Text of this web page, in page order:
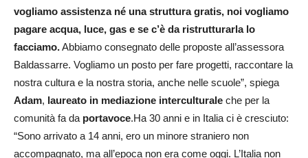
vogliamo assistenza né una struttura gratis, noi vogliamo
pagare acqua, luce, gas e se c’è da ristrutturarla lo
facciamo.Abbiamo consegnato delle proposte all’assessora
Baldassarre. Vogliamo un posto per fare progetti, raccontare la
nostra cultura e la nostra storia, anche nelle scuole”, spiega
Adam, laureato in mediazione interculturale che per la
comunità fa da portavoce.Ha 30 anni e in Italia ci è cresciuto:
“Sono arrivato a 14 anni, ero un minore straniero non
accompagnato, ma all’epoca non era come oggi. L’Italia non